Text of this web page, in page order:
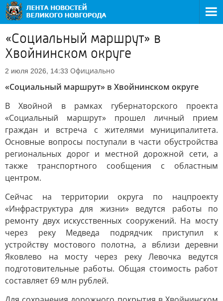
«Социальный маршрут» в
Хвойнинском округе
2 июля 2026, 14:33 Официально
«Социальный маршрут» в Хвойнинском округе
В Хвойной в рамках губернаторского проекта
«Социальный маршрут» прошел личный прием
граждан и встреча с жителями муниципалитета.
Основные вопросы поступали в части обустройства
региональных дорог и местной дорожной сети, а
также транспортного сообщения с областным
центром.
Сейчас на территории округа по нацпроекту
«Инфраструктура для жизни» ведутся работы по
ремонту двух искусственных сооружений. На мосту
через реку Медведа подрядчик приступил к
устройству мостового полотна, а вблизи деревни
Яковлево на мосту через реку Левочка ведутся
подготовительные работы. Общая стоимость работ
составляет 69 млн рублей.